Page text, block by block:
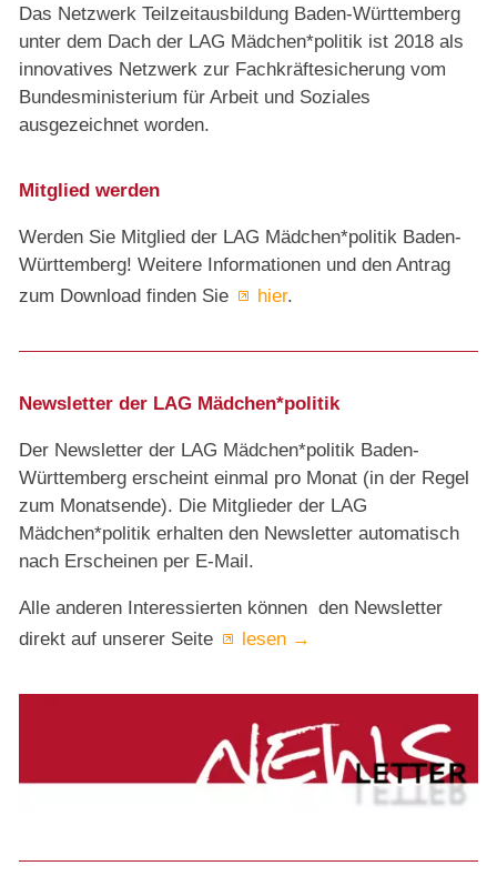
Das Netzwerk Teilzeitausbildung Baden-Württemberg
unter dem Dach der LAG Mädchen*politik ist 2018 als
innovatives Netzwerk zur Fachkräftesicherung vom
Bundesministerium für Arbeit und Soziales
ausgezeichnet worden.
Mitglied werden
Werden Sie Mitglied der LAG Mädchen*politik Baden-
Württemberg! Weitere Informationen und den Antrag
zum Download finden Sie
hier.
Newsletter der LAG Mädchen*politik
Der Newsletter der LAG Mädchen*politik Baden-
Württemberg erscheint einmal pro Monat (in der Regel
zum Monatsende). Die Mitglieder der LAG
Mädchen*politik erhalten den Newsletter automatisch
nach Erscheinen per E-Mail.
Alle anderen Interessierten können den Newsletter
direkt auf unserer Seite
lesen →